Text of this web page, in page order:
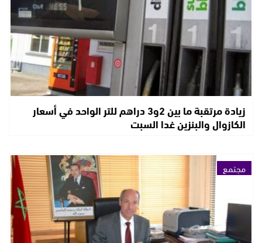
زيادة مرتقبة ما بين 2و3 دراهم للتر الواحد في أسعار
الكازوال والبنزين غدا السبت
مجتمع